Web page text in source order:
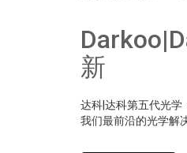
新
达科|达科第五代光
我们最前沿的光学解